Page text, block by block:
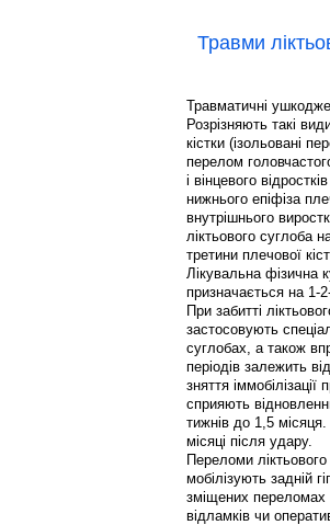
Травми
Травматичні
Розрізняють такі
кістки (ізольовані
перелом
і вінцевого
нижнього епіфіза
внутрішнього
ліктьового суглоба
третини плечової
Лікувальна фізична
призначається на 1-
При забитті
застосовують
суглобах, а також
періодів залежить
зняття
сприяють
тижнів до 1,5
місяці після удару.
Переломи
мобілізують задній
зміщених переломах
відламків чи